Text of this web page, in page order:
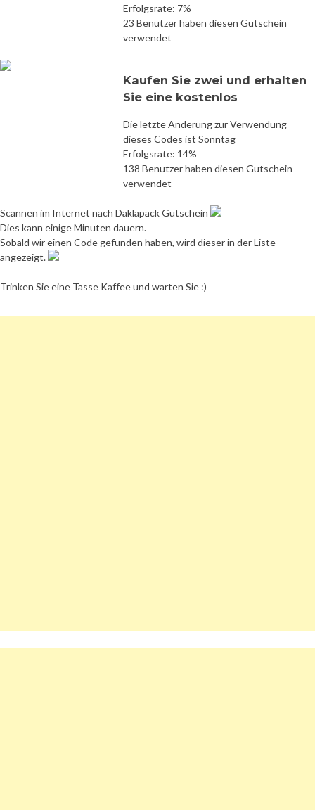
Erfolgsrate: 7%
23 Benutzer haben diesen Gutschein
verwendet
Kaufen Sie zwei und erhalten
Sie eine kostenlos
Die letzte Änderung zur Verwendung
dieses Codes ist Sonntag
Erfolgsrate: 14%
138 Benutzer haben diesen Gutschein
verwendet
Scannen im Internet nach Daklapack Gutschein
Dies kann einige Minuten dauern.
Sobald wir einen Code gefunden haben, wird dieser in der Liste
angezeigt.
Trinken Sie eine Tasse Kaffee und warten Sie :)